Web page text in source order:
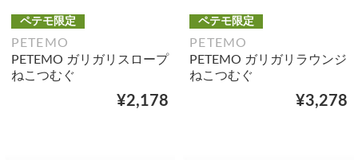
ペテモ限定
PETEMO
PETEMO ガリガリスロープ
ねこつむぐ
¥2,178
ペテモ限定
PETEMO
PETEMO ガリガリラウンジ
ねこつむぐ
¥3,278